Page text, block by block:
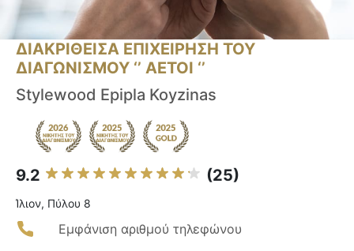
ΔΙΑΚΡΙΘΕΙΣΑ ΕΠΙΧΕΙΡΗΣΗ ΤΟΥ
ΔΙΑΓΩΝΙΣΜΟΥ ‘’ ΑΕΤΟΙ ‘’
Stylewood Epipla Koyzinas
9.2 (25)
Ίλιον, Πύλου 8
Εμφάνιση αριθμού τηλεφώνου